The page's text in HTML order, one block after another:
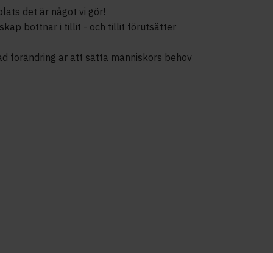
det är något vi gör!
bottnar i tillit - och tillit förutsätter
förändring är att sätta människors behov